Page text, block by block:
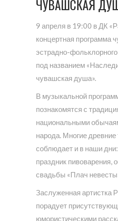
ЧУВАШСКАЯ
9 апреля в 19:00 в ДК
концертная программа
эстрадно-
под названием
чувашская душа».
В музыкальной
познакомятся с
национальными
народа. Многие
соблюдает и в наши
праздник пивоварения,
свадьбы «Плач
Заслуженная артистка
порадует
юмористическими